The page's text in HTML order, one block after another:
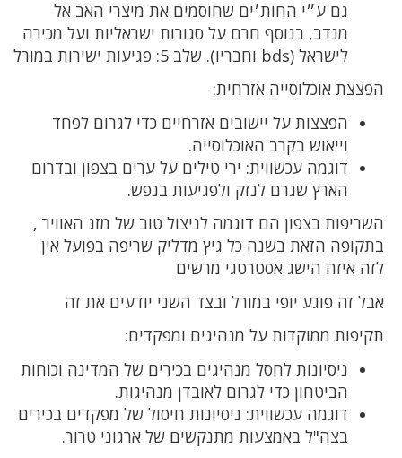
גם ע״י החות׳ים שחוסמים את מיצרי האב אל
מנדב, בנוסף חרם על סגורות ישראליות ועל מכירה
לישראל (bds וחבריו). שלב 5: פגיעות ישירות במורל
הפצצת אוכלוסייה אזרחית:
הפצצות על יישובים אזרחיים כדי לגרום לפחד
וייאוש בקרב האוכלוסייה.
דוגמה עכשווית: ירי טילים על ערים בצפון ובדרום
הארץ שגרם לנזק ולפגיעות בנפש.
השריפות בצפון הם דוגמה לניצול טוב של מזג האוויר ,
בתקופה הזאת בשנה כל גיץ מדליק שריפה בפועל אין
לזה איזה הישג אסטרטגי מרשים
אבל זה פוגע יופי במורל ובצד השני יודעים את זה
תקיפות ממוקדות על מנהיגים ומפקדים:
ניסיונות לחסל מנהיגים בכירים של המדינה וכוחות
הביטחון כדי לגרום לאובדן מנהיגות.
דוגמה עכשווית: ניסיונות חיסול של מפקדים בכירים
בצה"ל באמצעות מתנקשים של ארגוני טרור.